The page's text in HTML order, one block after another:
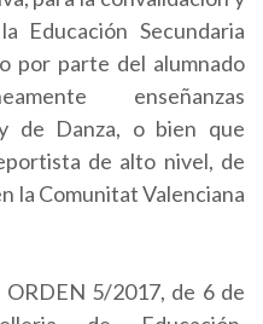
Educación Secundaria
por parte del alumnado
enseñanzas
de Danza, o bien que
de alto nivel, de
la Comunitat Valenciana
ORDEN 5/2017, de 6 de